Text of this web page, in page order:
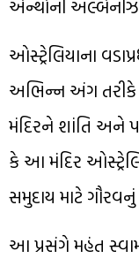
એન્થોની
ઓસ્ટ્રેલિયાના
અભિન્ન અંગ
મંદિરને શાંતિ અને
કે આ મંદિર
સમુદાય માટે
આ પ્રસંગે મહંત